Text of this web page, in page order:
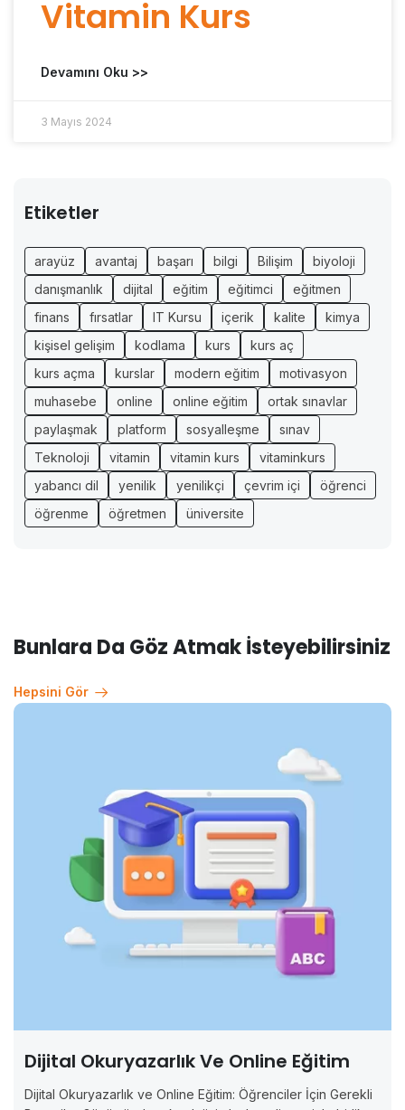
Vitamin Kurs
Devamını Oku >>
3 Mayıs 2024
Etiketler
arayüz avantaj başarı bilgi Bilişim
biyoloji
danışmanlık
dijital eğitim eğitimci
eğitmen
finans
fırsatlar IT Kursu içerik kalite
kimya
kişisel gelişim
kodlama kurs
kurs aç
kurs açma
kurslar modern eğitim
motivasyon
muhasebe
online online eğitim
ortak sınavlar
paylaşmak
platform sosyalleşme
sınav
Teknoloji
vitamin vitamin kurs
vitaminkurs
yabancı dil
yenilik yenilikçi çevrim içi
öğrenci
öğrenme
öğretmen üniversite
Bunlara Da Göz Atmak İsteyebilirsiniz
Hepsini Gör
Dijital Okuryazarlık Ve Online Eğitim
Dijital Okuryazarlık ve Online Eğitim: Öğrenciler İçin Gerekli